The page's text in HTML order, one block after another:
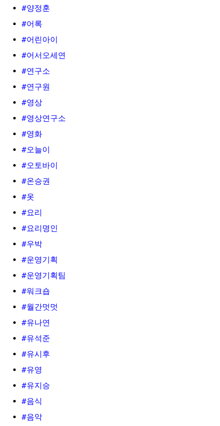
#양정훈
#어록
#어린아이
#어서오세연
#연구소
#연구원
#영상
#영상연구소
#영화
#오늘이
#오토바이
#온승권
#옷
#요리
#요리명인
#우박
#운영기획
#운영기획팀
#워크숍
#월간멋멋
#유나연
#유석준
#유시후
#유영
#유지승
#음식
#음악